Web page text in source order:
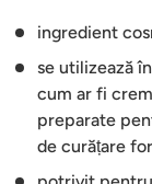
ingredient
se utilizează
cum ar fi
preparate
de curățare